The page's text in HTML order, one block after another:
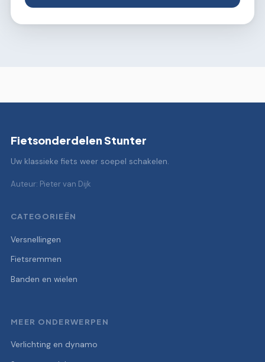
Fietsonderdelen Stunter
Uw klassieke fiets weer soepel schakelen.
Auteur: Pieter van Dijk
CATEGORIEËN
Versnellingen
Fietsremmen
Banden en wielen
MEER ONDERWERPEN
Verlichting en dynamo